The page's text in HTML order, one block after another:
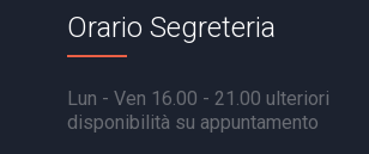
Orario Segreteria
Lun - Ven 16.00 - 21.00 ulteriori
disponibilità su appuntamento